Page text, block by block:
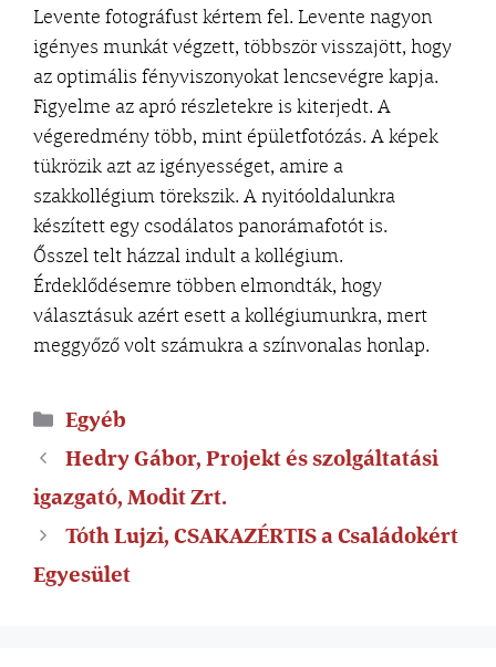
Levente fotográfust kértem fel. Levente nagyon
igényes munkát végzett, többször visszajött, hogy
az optimális fényviszonyokat lencsevégre kapja.
Figyelme az apró részletekre is kiterjedt. A
végeredmény több, mint épületfotózás. A képek
tükrözik azt az igényességet, amire a
szakkollégium törekszik. A nyitóoldalunkra
készített egy csodálatos panorámafotót is.
Ősszel telt házzal indult a kollégium.
Érdeklődésemre többen elmondták, hogy
választásuk azért esett a kollégiumunkra, mert
meggyőző volt számukra a színvonalas honlap.
Egyéb
Hedry Gábor, Projekt és szolgáltatási
igazgató, Modit Zrt.
Tóth Lujzi, CSAKAZÉRTIS a Családokért
Egyesület